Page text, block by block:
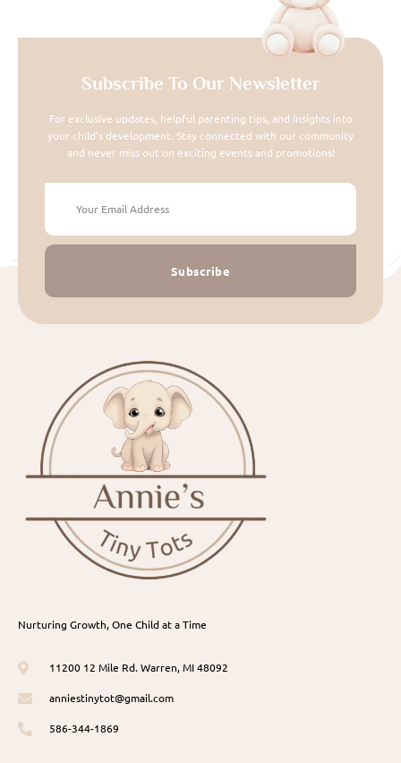
Subscribe To Our Newsletter
For exclusive updates, helpful parenting tips, and insights into
your child's development. Stay connected with our community
and never miss out on exciting events and promotions!
Subscribe
Nurturing Growth, One Child at a Time
11200 12 Mile Rd. Warren, MI 48092
anniestinytot@gmail.com
586-344-1869